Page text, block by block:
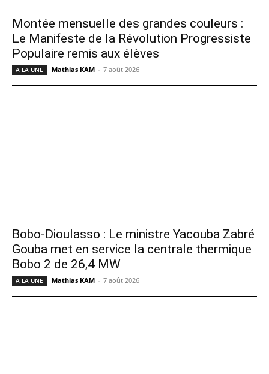
Montée mensuelle des grandes couleurs :
Le Manifeste de la Révolution Progressiste
Populaire remis aux élèves
A LA UNE Mathias KAM - 7 août 2026
Bobo-Dioulasso : Le ministre Yacouba Zabré
Gouba met en service la centrale thermique
Bobo 2 de 26,4 MW
A LA UNE Mathias KAM - 7 août 2026